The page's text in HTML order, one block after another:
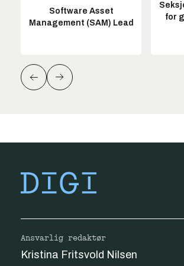
Software Asset
Management (SAM) Lead
for
Ansvarlig redaktør
Kristina Fritsvold Nilsen